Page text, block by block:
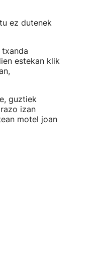
ez dutenek
estekan klik
guztiek
izan
motel joan